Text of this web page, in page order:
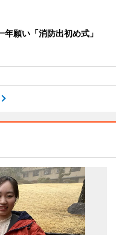
年願い「消防出初め式」